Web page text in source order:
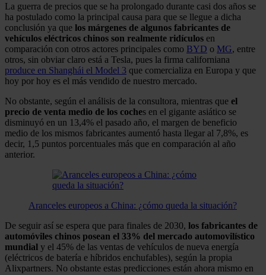
La guerra de precios que se ha prolongado durante casi dos años se
ha postulado como la principal causa para que se llegue a dicha
conclusión ya que los márgenes de algunos fabricantes de
vehículos eléctricos chinos son realmente ridículos en
comparación con otros actores principales como BYD o MG, entre
otros, sin obviar claro está a Tesla, pues la firma californiana
produce en Shanghái el Model 3 que comercializa en Europa y que
hoy por hoy es el más vendido de nuestro mercado.
No obstante, según el análisis de la consultora, mientras que el
precio de venta medio de los coches en el gigante asiático se
disminuyó en un 13,4% el pasado año, el margen de beneficio
medio de los mismos fabricantes aumentó hasta llegar al 7,8%, es
decir, 1,5 puntos porcentuales más que en comparación al año
anterior.
Aranceles europeos a China: ¿cómo queda la situación?
De seguir así se espera que para finales de 2030, los fabricantes de
automóviles chinos posean el 33% del mercado automovilístico
mundial y el 45% de las ventas de vehículos de nueva energía
(eléctricos de batería e híbridos enchufables), según la propia
Alixpartners. No obstante estas predicciones están ahora mismo en